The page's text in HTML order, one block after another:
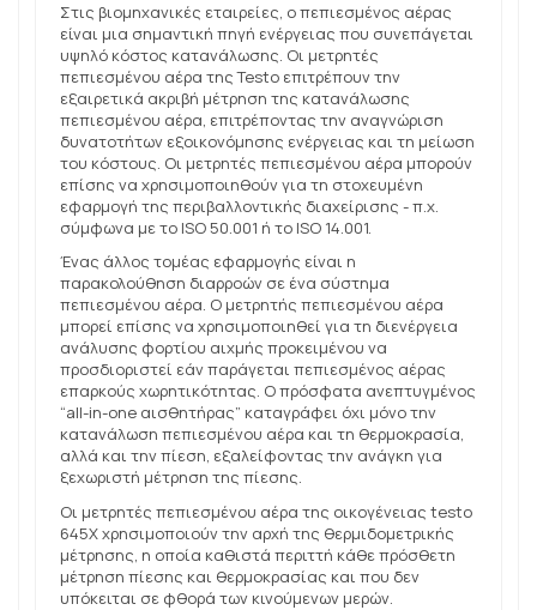
Στις βιομηχανικές εταιρείες, ο πεπιεσμένος αέρας
είναι μια σημαντική πηγή ενέργειας που συνεπάγεται
υψηλό κόστος κατανάλωσης. Οι μετρητές
πεπιεσμένου αέρα της Testo επιτρέπουν την
εξαιρετικά ακριβή μέτρηση της κατανάλωσης
πεπιεσμένου αέρα, επιτρέποντας την αναγνώριση
δυνατοτήτων εξοικονόμησης ενέργειας και τη μείωση
του κόστους. Οι μετρητές πεπιεσμένου αέρα μπορούν
επίσης να χρησιμοποιηθούν για τη στοχευμένη
εφαρμογή της περιβαλλοντικής διαχείρισης - π.χ.
σύμφωνα με το ISO 50.001 ή το ISO 14.001.
Ένας άλλος τομέας εφαρμογής είναι η
παρακολούθηση διαρροών σε ένα σύστημα
πεπιεσμένου αέρα. Ο μετρητής πεπιεσμένου αέρα
μπορεί επίσης να χρησιμοποιηθεί για τη διενέργεια
ανάλυσης φορτίου αιχμής προκειμένου να
προσδιοριστεί εάν παράγεται πεπιεσμένος αέρας
επαρκούς χωρητικότητας. Ο πρόσφατα ανεπτυγμένος
“all-in-one αισθητήρας” καταγράφει όχι μόνο την
κατανάλωση πεπιεσμένου αέρα και τη θερμοκρασία,
αλλά και την πίεση, εξαλείφοντας την ανάγκη για
ξεχωριστή μέτρηση της πίεσης.
Οι μετρητές πεπιεσμένου αέρα της οικογένειας testo
645X χρησιμοποιούν την αρχή της θερμιδομετρικής
μέτρησης, η οποία καθιστά περιττή κάθε πρόσθετη
μέτρηση πίεσης και θερμοκρασίας και που δεν
υπόκειται σε φθορά των κινούμενων μερών.